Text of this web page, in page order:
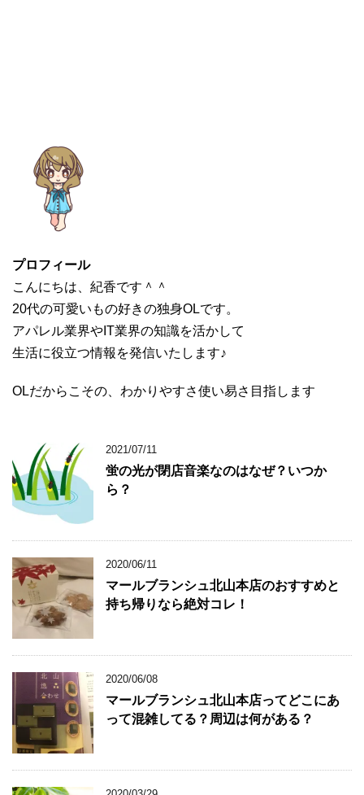
プロフィール
こんにちは、紀香です＾＾
20代の可愛いもの好きの独身OLです。
アパレル業界やIT業界の知識を活かして
生活に役立つ情報を発信いたします♪
OLだからこその、わかりやすさ使い易さ目指します
2021/07/11
蛍の光が閉店音楽なのはなぜ？いつか
ら？
2020/06/11
マールブランシュ北山本店のおすすめと
持ち帰りなら絶対コレ！
2020/06/08
マールブランシュ北山本店ってどこにあ
って混雑してる？周辺は何がある？